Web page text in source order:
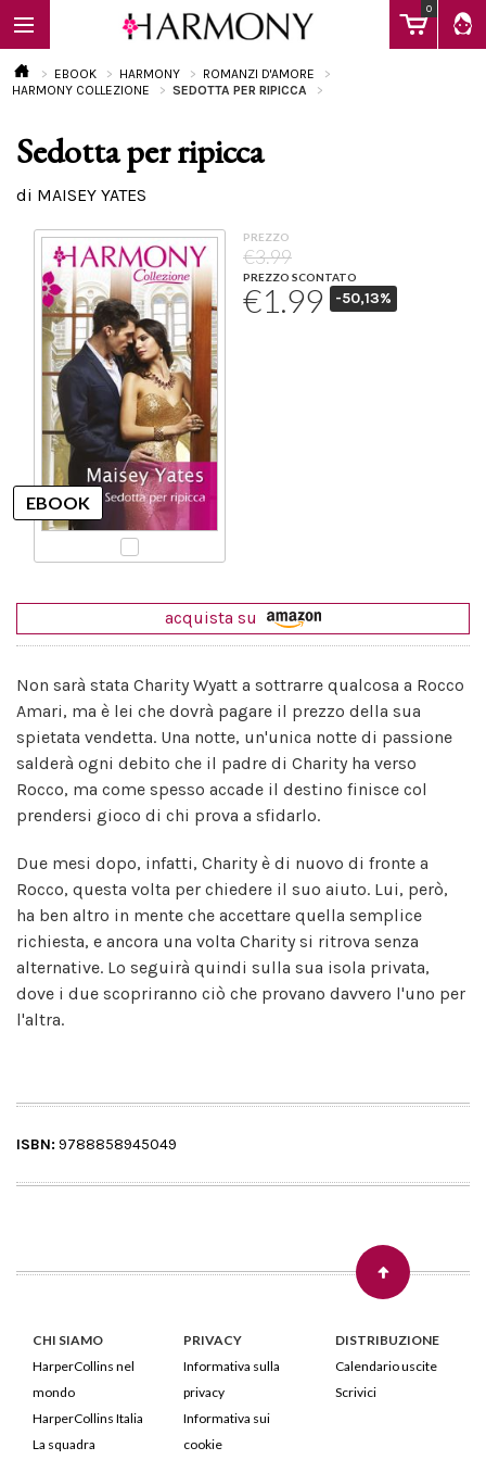
0
EBOOK
Calendario
EBOOK HARMONY
ROMANZI D'AMORE
HARMONY COLLEZIONE
SEDOTTA PER RIPICCA
Sedotta per ripicca
di MAISEY YATES
PREZZO
€3.99
PREZZO SCONTATO
€1.99 -50,13%
acquista su
Non sarà stata Charity Wyatt a sottrarre qualcosa a Rocco
Amari, ma è lei che dovrà pagare il prezzo della sua
spietata vendetta. Una notte, un'unica notte di passione
salderà ogni debito che il padre di Charity ha verso
Rocco, ma come spesso accade il destino finisce col
prendersi gioco di chi prova a sfidarlo.
Due mesi dopo, infatti, Charity è di nuovo di fronte a
Rocco, questa volta per chiedere il suo aiuto. Lui, però,
ha ben altro in mente che accettare quella semplice
richiesta, e ancora una volta Charity si ritrova senza
alternative. Lo seguirà quindi sulla sua isola privata,
dove i due scopriranno ciò che provano davvero l'uno per
l'altra.
ISBN: 9788858945049
CHI SIAMO
HarperCollins nel
mondo
HarperCollins Italia
La squadra
PRIVACY
Informativa sulla
privacy
Informativa sui
cookie
DISTRIBUZIONE
Calendario uscite
Scrivici